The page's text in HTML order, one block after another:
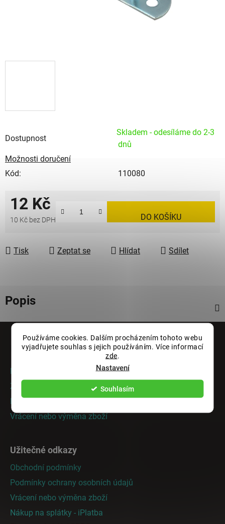
Používáme cookies. Dalším procházením tohoto webu
vyjadřujete souhlas s jejich používáním. Více informací
zde.
Nastavení
Souhlasím
Dostupnost
Skladem - odesíláme do 2-3
dnů
Možnosti doručení
Kód:
110080
12 Kč
10 Kč bez DPH DO KOŠÍKU
Tisk Zeptat se Hlídat Sdílet
Popis
Informace pro vás
Rady a tipy
Zakázková výroba
Doprava a platba
Vrácení nebo výměna zboží
Užitečné odkazy
Obchodní podmínky
Podmínky ochrany osobních údajů
Vrácení nebo výměna zboží
Nákup na splátky - iPlatba